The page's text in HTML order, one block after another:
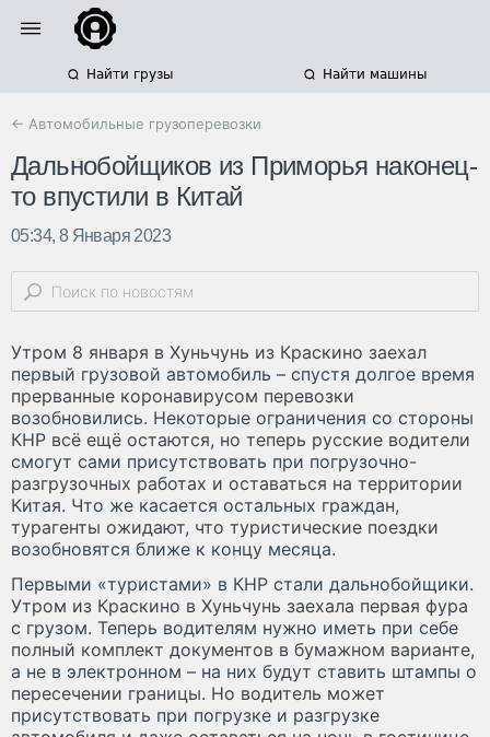
Найти грузы Найти машины
← Автомобильные грузоперевозки
Дальнобойщиков из Приморья наконец-
то впустили в Китай
05:34, 8 Января 2023
Утром 8 января в Хуньчунь из Краскино заехал
первый грузовой автомобиль – спустя долгое время
прерванные коронавирусом перевозки
возобновились. Некоторые ограничения со стороны
КНР всё ещё остаются, но теперь русские водители
смогут сами присутствовать при погрузочно-
разгрузочных работах и оставаться на территории
Китая. Что же касается остальных граждан,
турагенты ожидают, что туристические поездки
возобновятся ближе к концу месяца.
Первыми «туристами» в КНР стали дальнобойщики.
Утром из Краскино в Хуньчунь заехала первая фура
с грузом. Теперь водителям нужно иметь при себе
полный комплект документов в бумажном варианте,
а не в электронном – на них будут ставить штампы о
пересечении границы. Но водитель может
присутствовать при погрузке и разгрузке